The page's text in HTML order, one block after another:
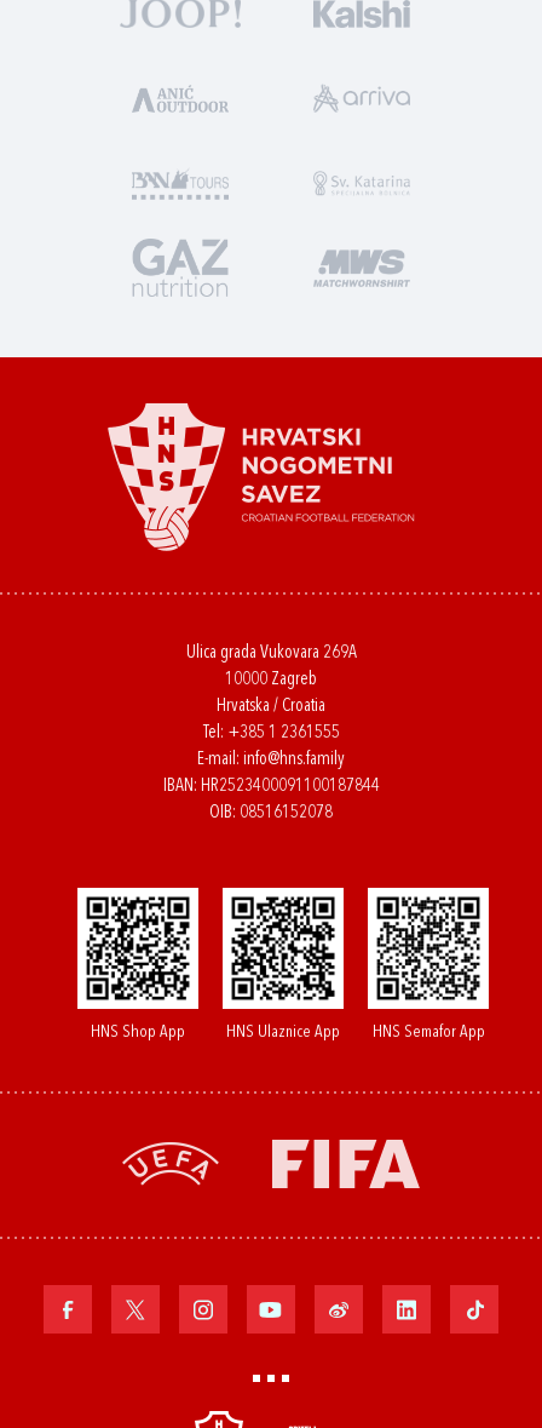
Ulica grada Vukovara 269A
10000 Zagreb
Hrvatska / Croatia
Tel: +385 1 2361555
E-mail: info@hns.family
IBAN: HR2523400091100187844
OIB: 08516152078
HNS Shop App HNS Ulaznice App HNS Semafor App